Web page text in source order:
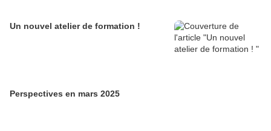
Un nouvel atelier de formation !
Perspectives en mars 2025